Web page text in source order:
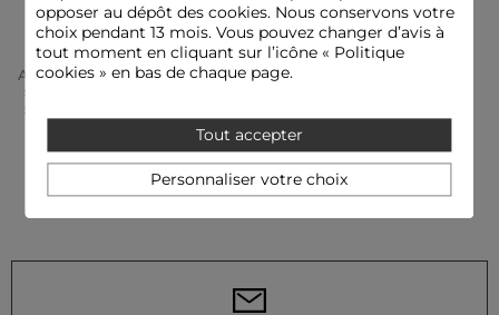
Accueil Vêtements Femme
Vestes Femme
opposer au dépôt des cookies. Nous conservons votre
choix pendant 13 mois. Vous pouvez changer d’avis à
tout moment en cliquant sur l’icône « Politique
cookies » en bas de chaque page.
Tout accepter
Personnaliser votre choix